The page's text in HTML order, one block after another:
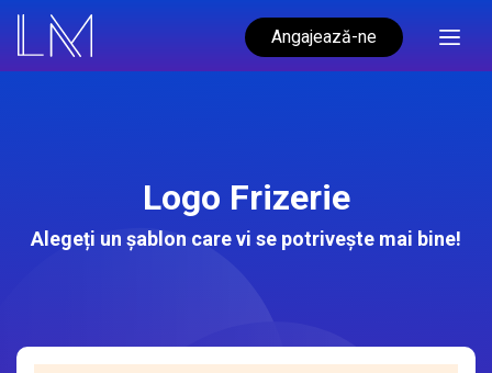
Angajează-ne
Logo Frizerie
Alegeți un șablon care vi se potrivește mai bine!